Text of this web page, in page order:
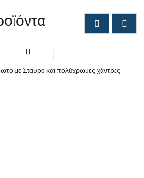
με Σταυρό και πολύχρωμες χάντρες